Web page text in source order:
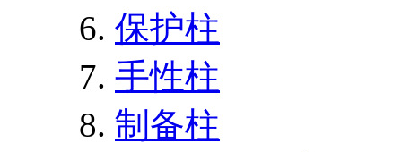
保护柱
手性柱
制备柱